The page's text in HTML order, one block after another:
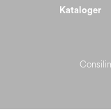
Kataloger